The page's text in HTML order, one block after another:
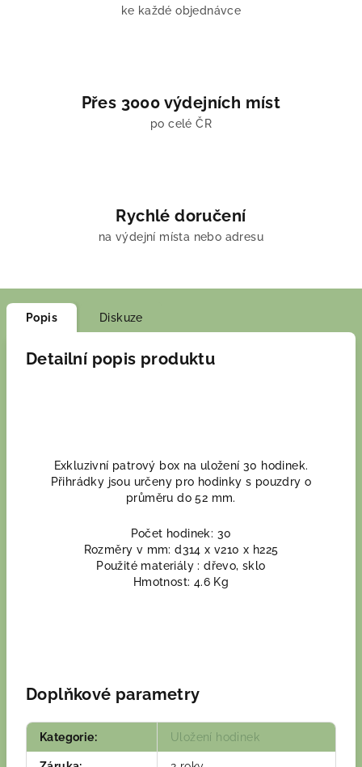
ke každé objednávce
Přes 3000 výdejních míst
po celé ČR
Rychlé doručení
na výdejní místa nebo adresu
Popis Diskuze
Detailní popis produktu
Exkluzivní patrový box na uložení 30 hodinek.
Přihrádky jsou určeny pro hodinky s pouzdry o
průměru do 52 mm.
Počet hodinek: 30
Rozměry v mm: d314 x v210 x h225
Použité materiály : dřevo, sklo
Hmotnost: 4.6 Kg
Doplňkové parametry
Kategorie: Uložení hodinek